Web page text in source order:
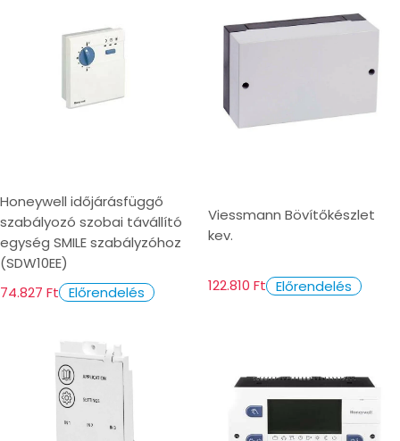
Honeywell időjárásfüggő
szabályozó szobai távállító
egység SMILE szabályzóhoz
(SDW10EE)
74.827 Ft Előrendelés
Viessmann Bövítőkészlet
kev.
122.810 Ft Előrendelés